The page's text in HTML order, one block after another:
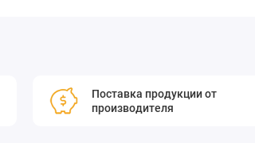
Поставка продукции от
производителя